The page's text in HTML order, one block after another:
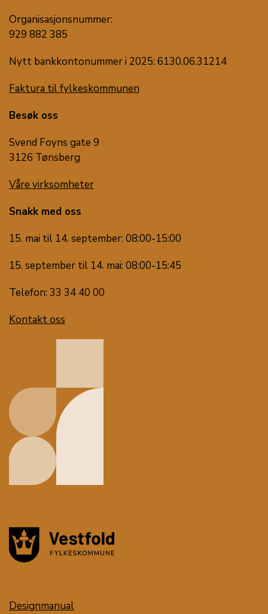
Organisasjonsnummer:
929 882 385
Nytt bankkontonummer i 2025: 6130.06.31214
Faktura til fylkeskommunen
Besøk oss
Svend Foyns gate 9
3126 Tønsberg
Våre virksomheter
Snakk med oss
15. mai til 14. september: 08:00-15:00
15. september til 14. mai: 08:00-15:45
Telefon: 33 34 40 00
Kontakt oss
Designmanual